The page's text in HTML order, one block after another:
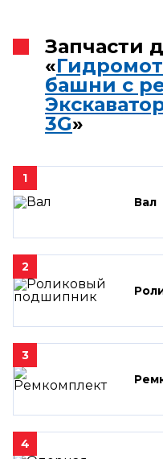
Запчасти
«
башни с
3G»
1
Вал
2
3
4